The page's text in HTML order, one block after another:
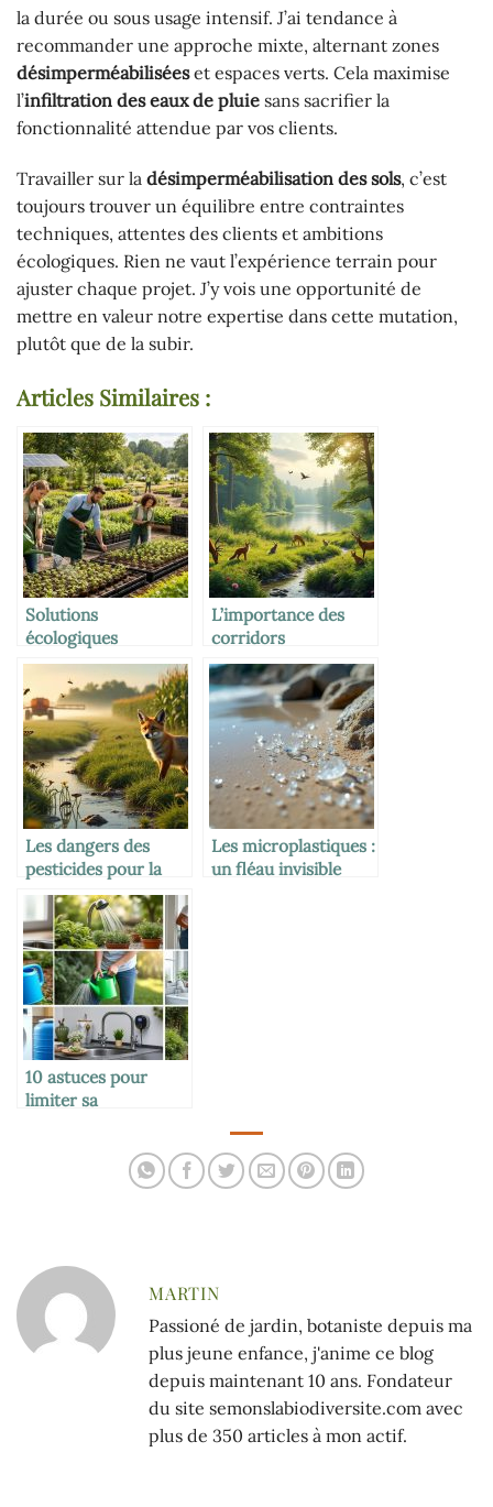
la durée ou sous usage intensif. J’ai tendance à
recommander une approche mixte, alternant zones
désimperméabiliséeset espaces verts. Cela maximise
l’infiltration des eaux de pluie sans sacrifier la
fonctionnalité attendue par vos clients.
Travailler sur la désimperméabilisation des sols, c’est
toujours trouver un équilibre entre contraintes
techniques, attentes des clients et ambitions
écologiques. Rien ne vaut l’expérience terrain pour
ajuster chaque projet. J’y vois une opportunité de
mettre en valeur notre expertise dans cette mutation,
plutôt que de la subir.
Articles Similaires :
Solutions
écologiques
professionnelles
pour pépinières,
paysagistes et
collectivités
territoriales
L’importance des
corridors
écologiques pour les
animaux
Les dangers des
pesticides pour la
faune sauvage
Les microplastiques :
un fléau invisible
10 astuces pour
limiter sa
MARTIN
Passioné de jardin, botaniste depuis ma
plus jeune enfance, j'anime ce blog
depuis maintenant 10 ans. Fondateur
du site semonslabiodiversite.com avec
plus de 350 articles à mon actif.